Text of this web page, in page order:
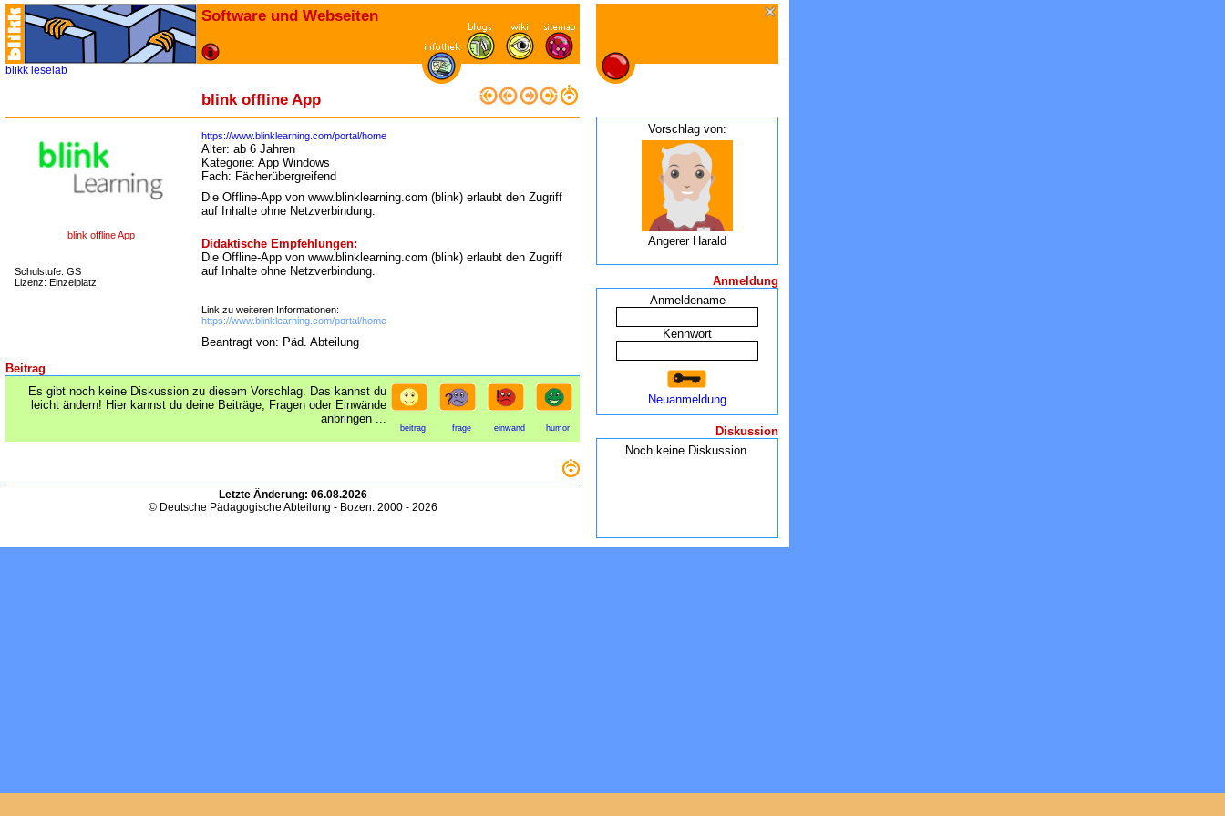
Software und Webseiten
blikk leselab
blink offline App
blink offline App
Schulstufe: GS
Lizenz: Einzelplatz
https://www.blinklearning.com/portal/home
Alter: ab 6 Jahren
Kategorie: App Windows
Fach: Fächerübergreifend
Die Offline-App von www.blinklearning.com (blink) erlaubt den Zugriff
auf Inhalte ohne Netzverbindung.
Didaktische Empfehlungen:
Die Offline-App von www.blinklearning.com (blink) erlaubt den Zugriff
auf Inhalte ohne Netzverbindung.
Link zu weiteren Informationen:
https://www.blinklearning.com/portal/home
Beantragt von: Päd. Abteilung
Beitrag
Es gibt noch keine Diskussion zu diesem Vorschlag. Das kannst du
leicht ändern! Hier kannst du deine Beiträge, Fragen oder Einwände
anbringen ...
beitrag frage einwand humor
Letzte Änderung: 06.08.2026
© Deutsche Pädagogische Abteilung - Bozen. 2000 - 2026
Vorschlag von:
Angerer Harald
Anmeldung
Anmeldename
Kennwort
Neuanmeldung
Diskussion
Noch keine Diskussion.